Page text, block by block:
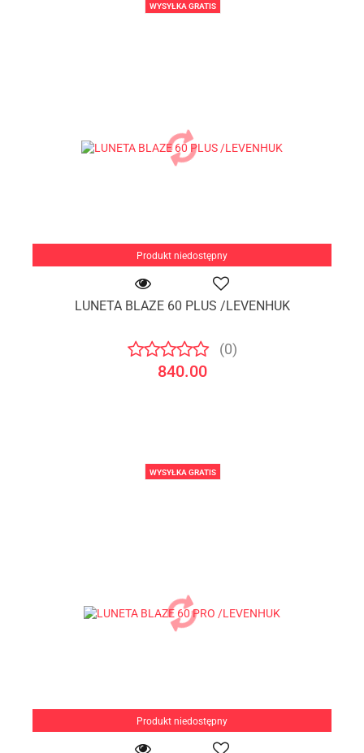
WYSYŁKA GRATIS
Produkt niedostępny
LUNETA BLAZE 60 PLUS /LEVENHUK
(0)
840.00
WYSYŁKA GRATIS
Produkt niedostępny